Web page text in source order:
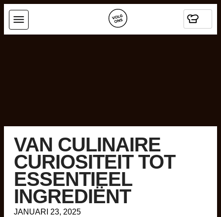
VAN CULINAIRE
CURIOSITEIT TOT
ESSENTIEEL
INGREDIËNT
JANUARI 23, 2025